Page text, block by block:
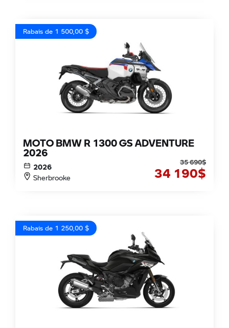
Rabais de 1 500,00 $
MOTO BMW R 1300 GS ADVENTURE
2026
2026
Sherbrooke
35 690$
34 190$
Rabais de 1 250,00 $